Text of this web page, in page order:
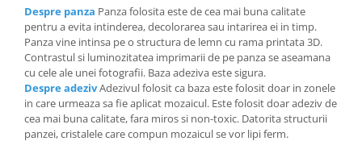
Despre panza Panza folosita este de cea mai buna calitate
pentru a evita intinderea, decolorarea sau intarirea ei in timp.
Panza vine intinsa pe o structura de lemn cu rama printata 3D.
Contrastul si luminozitatea imprimarii de pe panza se aseamana
cu cele ale unei fotografii. Baza adeziva este sigura.
Despre adezivAdezivul folosit ca baza este folosit doar in zonele
in care urmeaza sa fie aplicat mozaicul. Este folosit doar adeziv de
cea mai buna calitate, fara miros si non-toxic. Datorita structurii
panzei, cristalele care compun mozaicul se vor lipi ferm.